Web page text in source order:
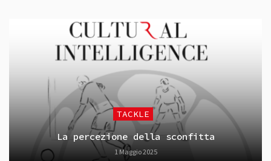
TACKLE
La percezione della sconfitta
1 Maggio 2025